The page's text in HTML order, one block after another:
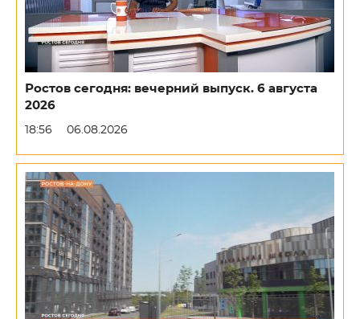
Ростов сегодня: вечерний выпуск. 6 августа
2026
18:56 06.08.2026